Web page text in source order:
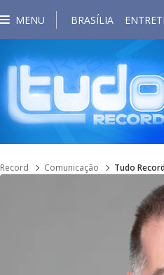
MENU BRASÍLIA
Record Comunicação Tudo Record